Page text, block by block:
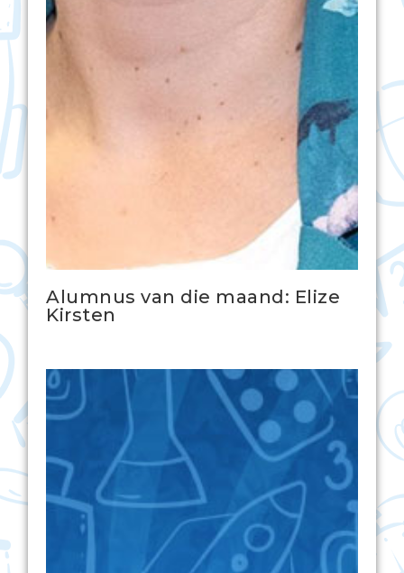
Alumnus van die maand: Elize
Kirsten